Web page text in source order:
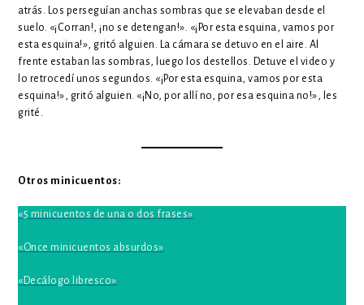
atrás. Los perseguían anchas sombras que se elevaban desde el
suelo. «¡Corran!, ¡no se detengan!». «¡Por esta esquina, vamos por
esta esquina!», gritó alguien. La cámara se detuvo en el aire. Al
frente estaban las sombras, luego los destellos. Detuve el video y
lo retrocedí unos segundos. «¡Por esta esquina, vamos por esta
esquina!», gritó alguien. «¡No, por allí no, por esa esquina no!», les
grité.
Otros minicuentos:
«5 minicuentos de una o dos frases»
«Once minicuentos absurdos»
«Decálogo libresco»